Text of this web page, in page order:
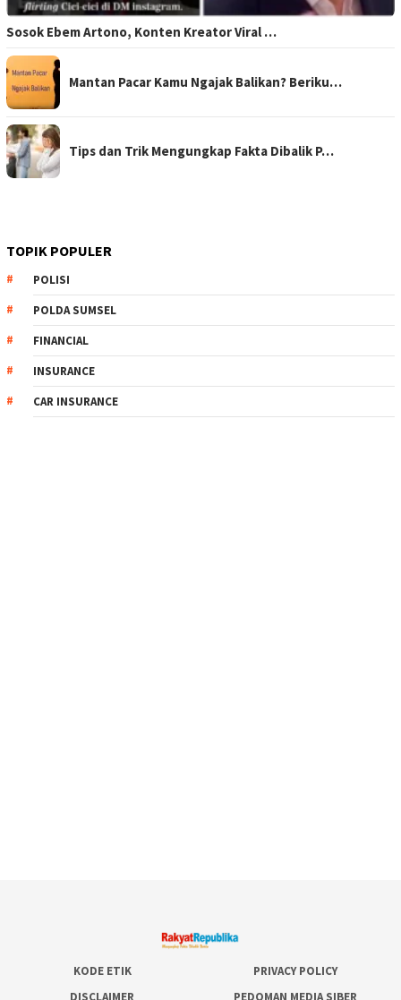
Sosok Ebem Artono, Konten Kreator Viral …
Mantan Pacar Kamu Ngajak Balikan? Beriku…
Tips dan Trik Mengungkap Fakta Dibalik P…
TOPIK POPULER
POLISI
POLDA SUMSEL
FINANCIAL
INSURANCE
CAR INSURANCE
KODE ETIK
PRIVACY POLICY
DISCLAIMER
PEDOMAN MEDIA SIBER